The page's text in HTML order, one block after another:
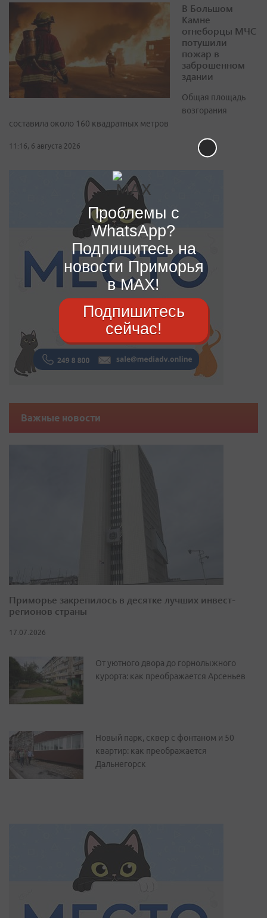
В Большом
Камне
огнеборцы МЧС
потушили
пожар в
заброшенном
здании
Общая площадь
возгорания
составила около 160 квадратных метров
11:16, 6 августа 2026
Важные новости
Приморье закрепилось в десятке лучших инвест-
регионов страны
17.07.2026
От уютного двора до горнолыжного
курорта: как преображается Арсеньев
Новый парк, сквер с фонтаном и 50
квартир: как преображается
Дальнегорск
Проблемы с
WhatsApp?
Подпишитесь на
новости Приморья
в MAX!
Подпишитесь
сейчас!